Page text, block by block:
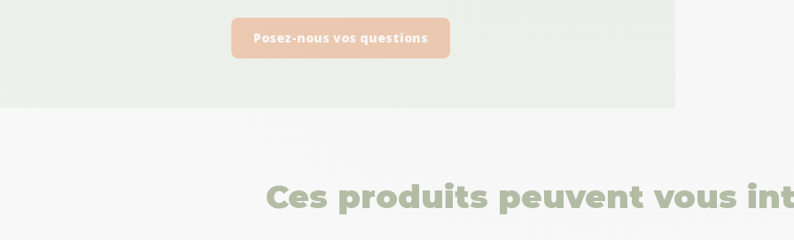
Posez-nous vos questions
Ces produits peuvent vous